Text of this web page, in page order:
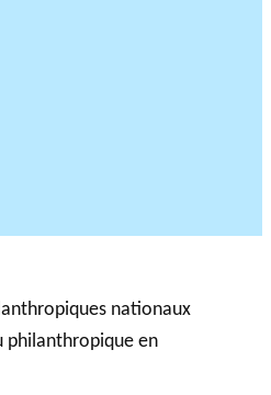
nationaux
philanthropique en